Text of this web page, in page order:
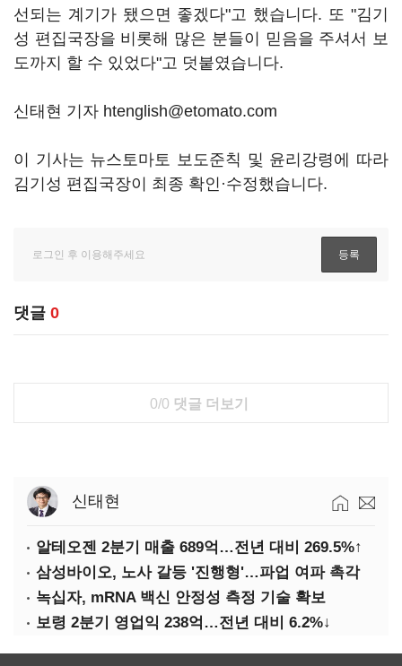
선되는 계기가 됐으면 좋겠다"고 했습니다. 또 "김기
성 편집국장을 비롯해 많은 분들이 믿음을 주셔서 보
도까지 할 수 있었다"고 덧붙였습니다.
신태현 기자 htenglish@etomato.com
이 기사는 뉴스토마토 보도준칙 및 윤리강령에 따라
김기성 편집국장이 최종 확인·수정했습니다.
댓글 0
0/0 댓글 더보기
신태현
알테오젠 2분기 매출 689억…전년 대비 269.5%↑
삼성바이오, 노사 갈등 '진행형'…파업 여파 촉각
녹십자, mRNA 백신 안정성 측정 기술 확보
보령 2분기 영업익 238억…전년 대비 6.2%↓